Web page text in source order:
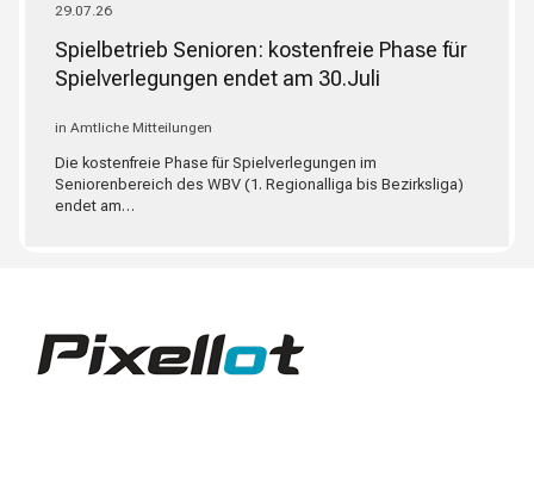
29.07.26
Spielbetrieb Senioren: kostenfreie Phase für
Spielverlegungen endet am 30.Juli
in Amtliche Mitteilungen
Die kostenfreie Phase für Spielverlegungen im
Seniorenbereich des WBV (1. Regionalliga bis Bezirksliga)
endet am…